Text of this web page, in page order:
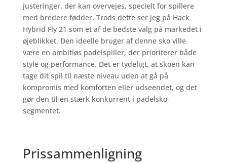
justeringer, der kan overvejes, specielt for spillere
med bredere fødder. Trods dette ser jeg på Hack
Hybrid Fly 21 som et af de bedste valg på markedet i
øjeblikket. Den ideelle bruger af denne sko ville
være en ambitiøs padelspiller, der prioriterer både
style og performance. Det er tydeligt, at skoen kan
tage dit spil til næste niveau uden at gå på
kompromis med komforten eller udseendet, og det
gør den til en stærk konkurrent i padelsko-
segmentet.
Prissammenligning